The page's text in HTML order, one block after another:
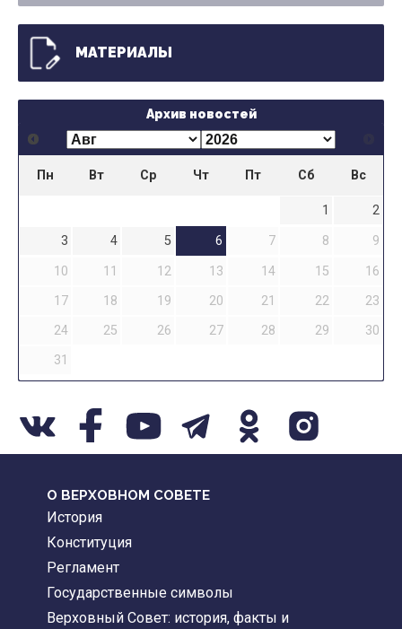
МАТЕРИАЛЫ
Архив новостей
Пн Вт Ср Чт Пт Сб Вс
1
2
3
4 5 6 7 8
9
10
11 12 13 14 15
16
17
18 19 20 21 22
23
24
25 26 27 28 29
30
31
О ВЕРХОВНОМ СОВЕТЕ
История
Конституция
Регламент
Государственные символы
Верховный Совет: история, факты и